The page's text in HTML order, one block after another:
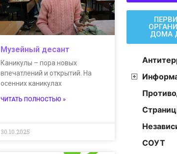
Музейный десант
Каникулы – пора новых
впечатлений и открытий. На
осенних каникулах
ЧИТАТЬ ПОЛНОСТЬЮ »
30.10.2025
ДОМА
СОУТ